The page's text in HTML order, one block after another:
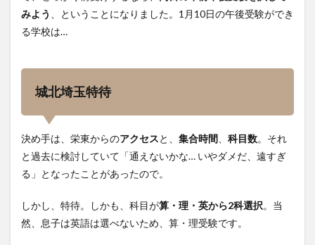
みよう
、ということになりました。1月10日の午後受験ができ
る学校は…
城北埼玉特待
決め手は、栄東からのアクセスと、 集合時間 科目数。それ
と過去に検討していて「通えないかな… いやダメだ、遠すぎ
る」となったことがあったので。
しかし、特待。しかも、科目が算・理・英から2科選択。当
然、息子は英語は選べないため、算・理受験です。